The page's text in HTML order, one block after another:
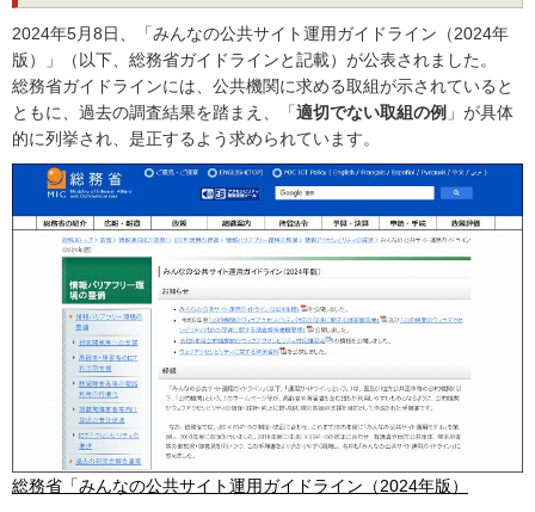
2024年5月8日、「みんなの公共サイト運用ガイドライン（2024年
版）」（以下、総務省ガイドラインと記載）が公表されました。
総務省ガイドラインには、公共機関に求める取組が示されていると
ともに、過去の調査結果を踏まえ、「適切でない取組の例 」が具体
的に列挙され、是正するよう求められています。
総務省「みんなの公共サイト運用ガイドライン（2024年版）